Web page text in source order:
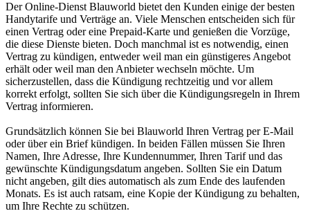
Der Online-Dienst Blauworld bietet den Kunden einige der besten
Handytarife und Verträge an. Viele Menschen entscheiden sich für
einen Vertrag oder eine Prepaid-Karte und genießen die Vorzüge,
die diese Dienste bieten. Doch manchmal ist es notwendig, einen
Vertrag zu kündigen, entweder weil man ein günstigeres Angebot
erhält oder weil man den Anbieter wechseln möchte. Um
sicherzustellen, dass die Kündigung rechtzeitig und vor allem
korrekt erfolgt, sollten Sie sich über die Kündigungsregeln in Ihrem
Vertrag informieren.
Grundsätzlich können Sie bei Blauworld Ihren Vertrag per E-Mail
oder über ein Brief kündigen. In beiden Fällen müssen Sie Ihren
Namen, Ihre Adresse, Ihre Kundennummer, Ihren Tarif und das
gewünschte Kündigungsdatum angeben. Sollten Sie ein Datum
nicht angeben, gilt dies automatisch als zum Ende des laufenden
Monats. Es ist auch ratsam, eine Kopie der Kündigung zu behalten,
um Ihre Rechte zu schützen.